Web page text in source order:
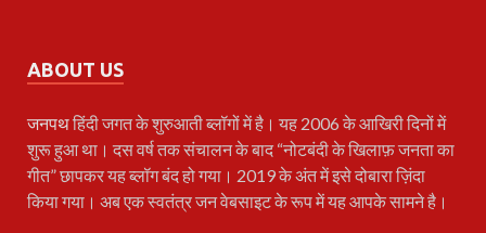
ABOUT US
जनपथहिंदी जगत के शुरुआती ब्लॉगों में है। यह 2006 के आखिरी दिनों में
शुरू हुआ था। दस वर्ष तक संचालन के बाद “नोटबंदी के खिलाफ़ जनता का
गीत” छापकर यह ब्लॉग बंद हो गया। 2019 के अंत में इसे दोबारा ज़िंदा
किया गया। अब एक स्वतंत्र जन वेबसाइट के रूप में यह आपके सामने है।